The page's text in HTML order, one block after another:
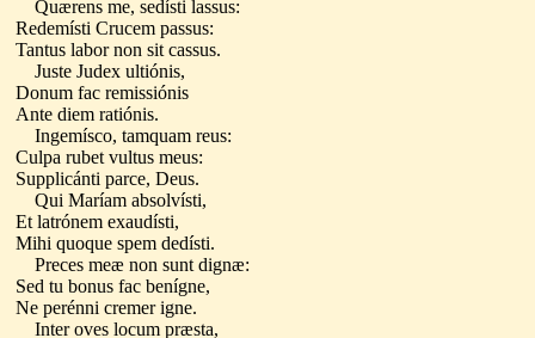
Quærens me, sedísti lassus:
Redemísti Crucem passus:
Tantus labor non sit cassus.
Juste Judex ultiónis,
Donum fac remissiónis
Ante diem ratiónis.
Ingemísco, tamquam reus:
Culpa rubet vultus meus:
Supplicánti parce, Deus.
Qui Maríam absolvísti,
Et latrónem exaudísti,
Mihi quoque spem dedísti.
Preces meæ non sunt dignæ:
Sed tu bonus fac benígne,
Ne perénni cremer igne.
Inter oves locum præsta,